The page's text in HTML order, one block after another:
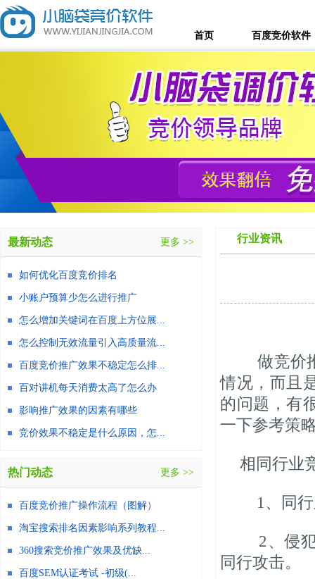
首页 百度竞价软件
行业资讯
做竞价
情况，而且
的问题，有
一下参考策
相同行业
1、同行
2、侵犯
同行攻击。
最新动态 更多 >>
如何优化百度竞价排名
小账户预算少怎么进行推广
怎么增加关键词在百度上方位展...
怎么控制无效流量引入高质量流...
百度竞价推广效果不稳定怎么排...
百对讲机每天消费太高了怎么办
影响推广效果的因素有哪些
竞价效果不稳定是什么原因，怎...
热门动态 更多 >>
百度竞价推广操作流程（图解）
淘宝搜索排名因素影响系列教程...
360搜索竞价推广效果及优缺...
百度SEM认证考试 -初级(...